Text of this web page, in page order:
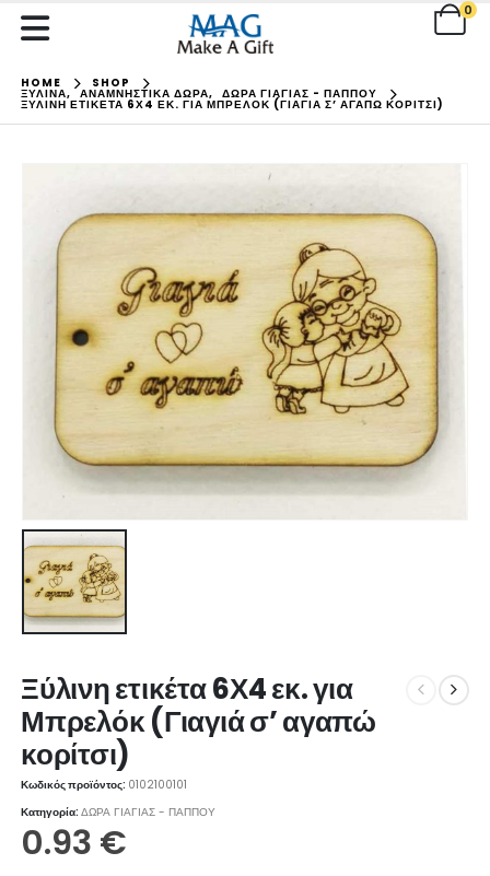
0
HOME SHOP
ΞΥΛΙΝΑ, ΑΝΑΜΝΗΣΤΙΚΑ ΔΩΡΑ, ΔΩΡΑ ΓΙΑΓΙΑΣ - ΠΑΠΠΟΥ
ΞΎΛΙΝΗ ΕΤΙΚΈΤΑ 6Χ4 ΕΚ. ΓΙΑ ΜΠΡΕΛΌΚ (ΓΙΑΓΙΆ Σ’ ΑΓΑΠΏ ΚΟΡΊΤΣΙ)
Ξύλινη ετικέτα 6Χ4 εκ. για
Μπρελόκ (Γιαγιά σ’ αγαπώ
κορίτσι)
Κωδικός προϊόντος: 0102100101
Κατηγορία:ΔΩΡΑ ΓΙΑΓΙΑΣ - ΠΑΠΠΟΥ
0.93 €